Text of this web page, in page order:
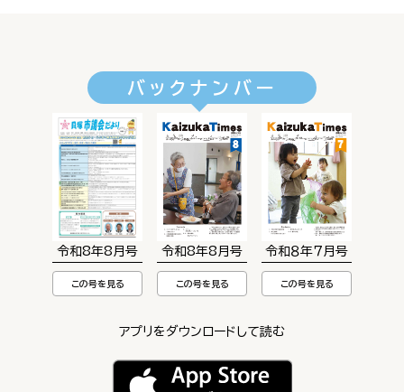
バックナンバー
令和8年8月号
この号を見る
令和8年8月号
この号を見る
令和８年７月号
この号を見る
アプリをダウンロードして読む